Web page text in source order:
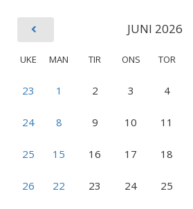
JUNI 2026
UKE MAN TIR ONS TOR
23 1 2 3 4
24 8 9 10 11
25 15 16 17 18
26 22 23 24 25